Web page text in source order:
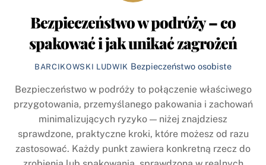
Bezpieczeństwo w podróży – co
spakować i jak unikać zagrożeń
BARCIKOWSKI LUDWIK Bezpieczeństwo osobiste
Bezpieczeństwo w podróży to połączenie właściwego
przygotowania, przemyślanego pakowania i zachowań
minimalizujących ryzyko — niżej znajdziesz
sprawdzone, praktyczne kroki, które możesz od razu
zastosować. Każdy punkt zawiera konkretną rzecz do